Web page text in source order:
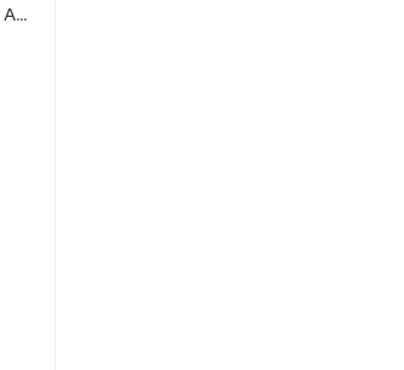
AMELOT DE LA ROUSILLE Jean Charles, vicomte (DSF). AMELOT, voir comte de CHAILLOU. AMIRALLY V, cf. DERCHE